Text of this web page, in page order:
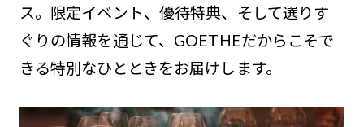
ス。限定イベント、優待特典、そして選りす
ぐりの情報を通じて、GOETHEだからこそで
きる特別なひとときをお届けします。